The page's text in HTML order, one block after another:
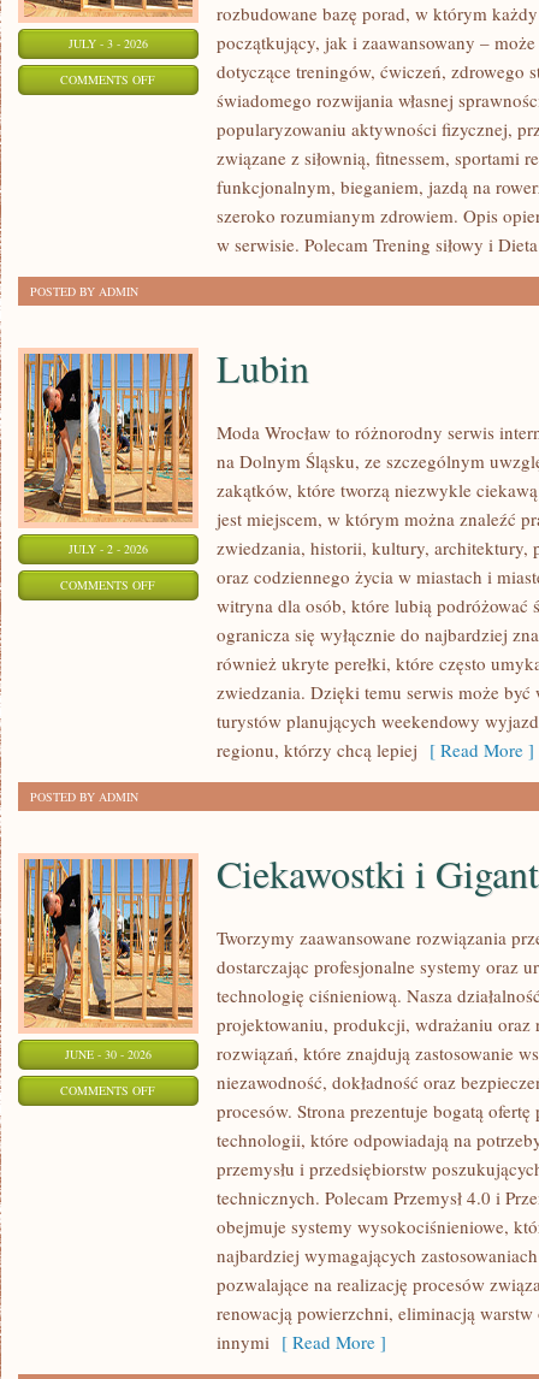
JULY - 3 - 2026
COMMENTS OFFON
rozbudowane bazę porad, w którym
początkujący, jak i zaawansowany –
dotyczące treningów, ćwiczeń, zdrowego
świadomego rozwijania własnej
popularyzowaniu aktywności fizycznej,
związane z siłownią, fitnessem, sportami
funkcjonalnym, bieganiem, jazdą na
szeroko rozumianym zdrowiem. Opis
w serwisie. Polecam Trening siłowy i
POSTED BY ADMIN
JULY - 2 - 2026
COMMENTS OFFON
Lubin
Moda Wrocław to różnorodny serwis
na Dolnym Śląsku, ze szczególnym
zakątków, które tworzą niezwykle
jest miejscem, w którym można znaleźć
zwiedzania, historii, kultury, architektury,
oraz codziennego życia w miastach i
witryna dla osób, które lubią podróżować
ogranicza się wyłącznie do najbardziej
również ukryte perełki, które często
zwiedzania. Dzięki temu serwis może
turystów planujących weekendowy
regionu, którzy chcą lepiej [ Read More ]
POSTED BY ADMIN
JUNE - 30 - 2026
COMMENTS OFFON
CIEKAWOSTKI
Ciekawostki i
Tworzymy zaawansowane rozwiązania
dostarczając profesjonalne systemy oraz
technologię ciśnieniową. Nasza
projektowaniu, produkcji, wdrażaniu oraz
rozwiązań, które znajdują zastosowanie
niezawodność, dokładność oraz
procesów. Strona prezentuje bogatą ofertę
technologii, które odpowiadają na
przemysłu i przedsiębiorstw
technicznych. Polecam Przemysł 4.0 i
obejmuje systemy wysokociśnieniowe,
najbardziej wymagających
pozwalające na realizację procesów
renowacją powierzchni, eliminacją
innymi [ Read More ]